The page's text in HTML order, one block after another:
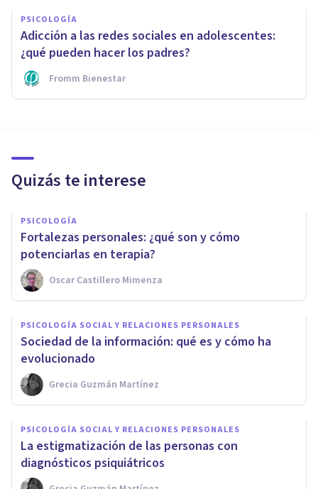
PSICOLOGÍA
Adicción a las redes sociales en adolescentes:
¿qué pueden hacer los padres?
Fromm Bienestar
Quizás te interese
PSICOLOGÍA
Fortalezas personales: ¿qué son y cómo
potenciarlas en terapia?
Oscar Castillero Mimenza
PSICOLOGÍA SOCIAL Y RELACIONES PERSONALES
Sociedad de la información: qué es y cómo ha
evolucionado
Grecia Guzmán Martínez
PSICOLOGÍA SOCIAL Y RELACIONES PERSONALES
La estigmatización de las personas con
diagnósticos psiquiátricos